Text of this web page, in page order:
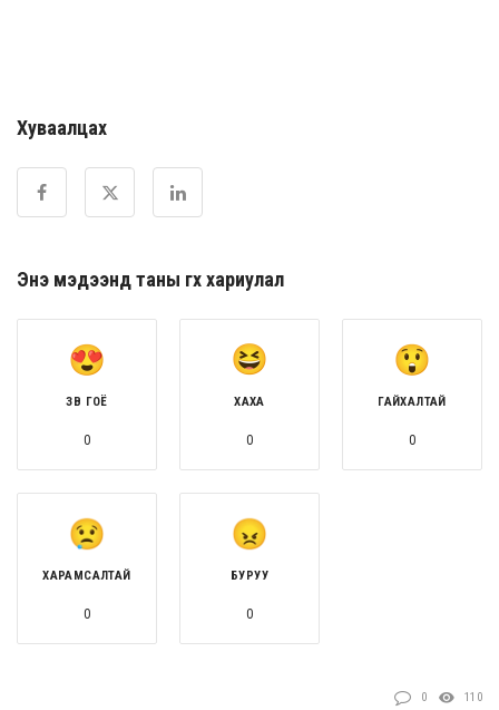
Хуваалцах
Энэ мэдээнд таны өгөх хариулал
ЗӨВ ГОЁ
0
ХАХА
0
ГАЙХАЛТАЙ
0
ХАРАМСАЛТАЙ
0
БУРУУ
0
0 110